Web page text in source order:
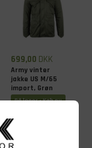
699,00 DKK
Army vinter
jakke US M/65
import, Grøn
På lager - Køb nu